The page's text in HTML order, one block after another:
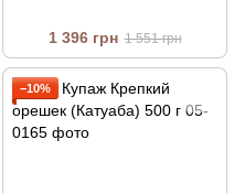
1 396 грн 1 551 грн
−10%